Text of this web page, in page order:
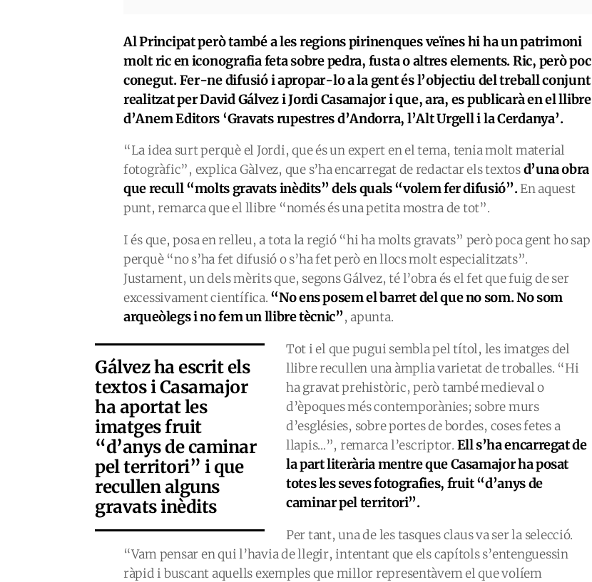
Al Principat però també a les regions pirinenques veïnes hi ha un patrimoni
molt ric en iconografia feta sobre pedra, fusta o altres elements. Ric, però poc
conegut. Fer-ne difusió i apropar-lo a la gent és l’objectiu del treball conjunt
realitzat per David Gálvez i Jordi Casamajor i que, ara, es publicarà en el llibre
d’Anem Editors ‘Gravats rupestres d’Andorra, l’Alt Urgell i la Cerdanya’.
“La idea surt perquè el Jordi, que és un expert en el tema, tenia molt material
fotogràfic”, explica Gàlvez, que s’ha encarregat de redactar els textosd’una obra
que recull “molts gravats inèdits” dels quals “volem fer difusió”.En aquest
punt, remarca que el llibre “només és una petita mostra de tot”.
I és que, posa en relleu, a tota la regió “hi ha molts gravats” però poca gent ho sap
perquè “no s’ha fet difusió o s’ha fet però en llocs molt especialitzats”.
Justament, un dels mèrits que, segons Gálvez, té l’obra és el fet que fuig de ser
excessivament científica. “No ens posem el barret del que no som. No som
arqueòlegs i no fem un llibre tècnic”, apunta.
Gálvez ha escrit els
textos i Casamajor
ha aportat les
imatges fruit
“d’anys de caminar
pel territori” i que
recullen alguns
gravats inèdits
Tot i el que pugui sembla pel títol, les imatges del
llibre recullen una àmplia varietat de troballes. “Hi
ha gravat prehistòric, però també medieval o
d’èpoques més contemporànies; sobre murs
d’esglésies, sobre portes de bordes, coses fetes a
llapis...”, remarca l’escriptor. Ell s’ha encarregat de
la part literària mentre que Casamajor ha posat
totes les seves fotografies, fruit “d’anys de
caminar pel territori”.
Per tant, una de les tasques claus va ser la selecció.
“Vam pensar en qui l’havia de llegir, intentant que els capítols s’entenguessin
ràpid i buscant aquells exemples que millor representàvem el que volíem